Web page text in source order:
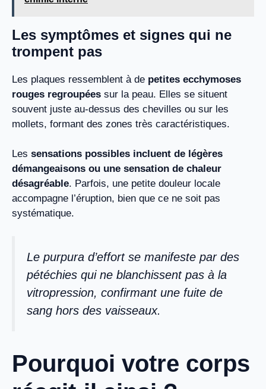
Les symptômes et signes qui ne
trompent pas
Les plaques ressemblent à de petites ecchymoses
rouges regroupées sur la peau. Elles se situent
souvent juste au-dessus des chevilles ou sur les
mollets, formant des zones très caractéristiques.
Les sensations possibles incluent de légères
démangeaisons ou une sensation de chaleur
désagréable. Parfois, une petite douleur locale
accompagne l’éruption, bien que ce ne soit pas
systématique.
Le purpura d’effort se manifeste par des
pétéchies qui ne blanchissent pas à la
vitropression, confirmant une fuite de
sang hors des vaisseaux.
Pourquoi votre corps